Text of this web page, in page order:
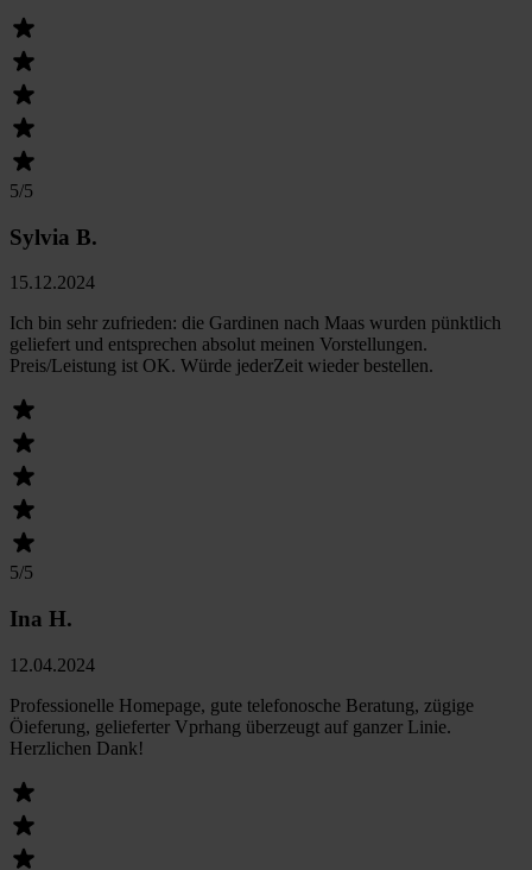
5/5
Sylvia B.
15.12.2024
Ich bin sehr zufrieden: die Gardinen nach Maas wurden pünktlich
geliefert und entsprechen absolut meinen Vorstellungen.
Preis/Leistung ist OK. Würde jederZeit wieder bestellen.
5/5
Ina H.
12.04.2024
Professionelle Homepage, gute telefonosche Beratung, zügige
Öieferung, gelieferter Vprhang überzeugt auf ganzer Linie.
Herzlichen Dank!